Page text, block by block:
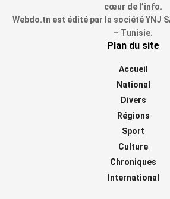
cœur de l’info.
Webdo.tn est édité par la société YNJ
– Tunisie.
Plan du site
Accueil
National
Divers
Régions
Sport
Culture
Chroniques
International